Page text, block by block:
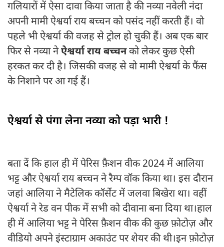
गलियारों में ऐसा दावा किया जाता है की नव्या नवेली नंदा
अपनी मामी ऐश्वर्या राय बच्चन को पसंद नहीं करती हैं। वो
पहले भी ऐश्वर्या की वजह से ट्रोल हो चुकी हैं। अब एक बार
फिर से नव्या नेऐश्वर्या राय बच्चनको लेकर कुछ ऐसी
हरकत कर दी है। जिसकी वजह से वो मामी ऐश्वर्या के फैंस
के निशाने पर आ गई हैं।
ऐश्वर्या से पंगा लेना नव्या को पड़ा भारी !
बता दें कि हाल ही में पेरिस फ़ैशन वीक 2024 में आलिया
भट्ट और ऐश्वर्या राय बच्चन ने रैम्प वॉक किया था। इस दौरान
जहां आलिया ने मैटेलिक कॉर्सेट में जलवा बिखेरा था। वहीं
ऐश्वर्या ने रेड वन पीक में सभी को दीवाना बना दिया था।हाल
ही में आलिया भट्ट ने पेरिस फ़ैशन वीक की कुछ फ़ोटोज़ और
वीडियो अपने इंस्टाग्राम अकाउंट पर शेयर की थी।इन फ़ोटोज़